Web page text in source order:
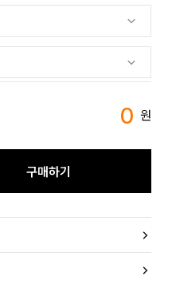
0 원
구매하기